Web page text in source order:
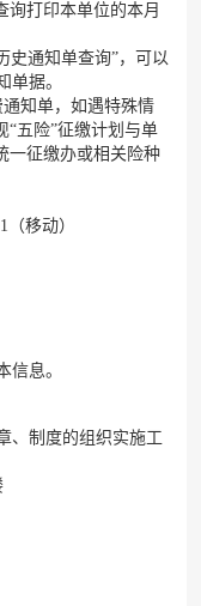
询打印本单位的本月
史通知单查询”，可以
单据。
知单，如遇特殊情
“五险”征缴计划与单
一征缴办或相关险种
移动）
信息。
、制度的组织实施工